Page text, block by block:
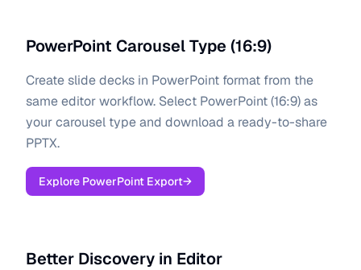
PowerPoint Carousel Type (16:9)
Create slide decks in PowerPoint format from the
same editor workflow. Select PowerPoint (16:9) as
your carousel type and download a ready-to-share
PPTX.
Explore PowerPoint Export→
Better Discovery in Editor